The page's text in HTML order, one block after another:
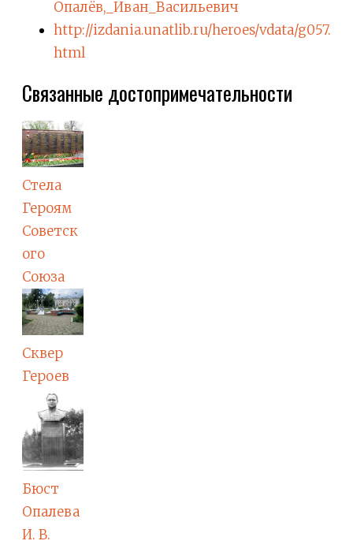
Опалёв,_Иван_Васильевич
http://izdania.unatlib.ru/heroes/vdata/g057.
html
Связанные достопримечательности
Стела
Героям
Советск
ого
Союза
Сквер
Героев
Бюст
Опалева
И. В.